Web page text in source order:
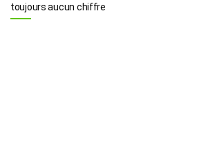
toujours aucun chiffre